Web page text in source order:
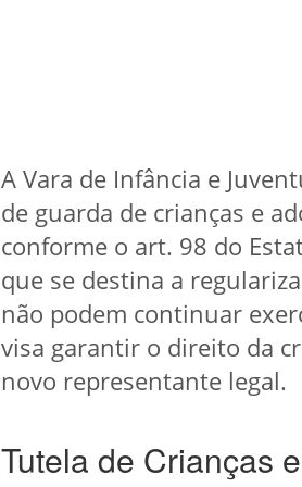
A Vara de Infância e
de guarda de crianças e
conforme o art. 98 do
que se destina a
não podem continuar
visa garantir o direito da
novo representante legal.
Tutela de Crianças